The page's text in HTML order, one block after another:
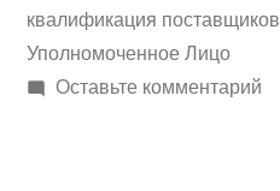
квалификация поставщиков
Уполномоченное Лицо
Оставьте комментарийк